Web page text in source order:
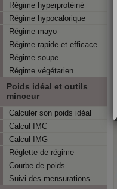
Régime hyperprotéiné
Régime hypocalorique
Régime mayo
Régime rapide et efficace
Régime soupe
Régime végétarien
Poids idéal et outils
minceur
Calculer son poids idéal
Calcul IMC
Calcul IMG
Réglette de régime
Courbe de poids
Suivi des mensurations